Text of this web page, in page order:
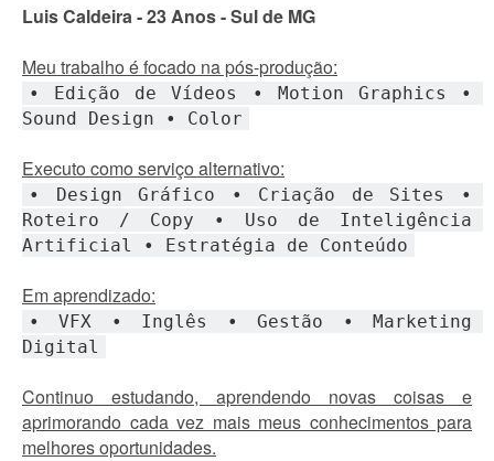
Luis Caldeira - 23 Anos - Sul de MG
Meu trabalho é focado na pós-produção:
• Edição de Vídeos • Motion Graphics •
Sound Design • Color
Executo como serviço alternativo:
• Design Gráfico • Criação de Sites •
Roteiro / Copy • Uso de Inteligência
Artificial • Estratégia de Conteúdo
Em aprendizado:
• VFX • Inglês • Gestão • Marketing
Digital
Continuo estudando, aprendendo novas coisas e
aprimorando cada vez mais meus conhecimentos para
melhores oportunidades.